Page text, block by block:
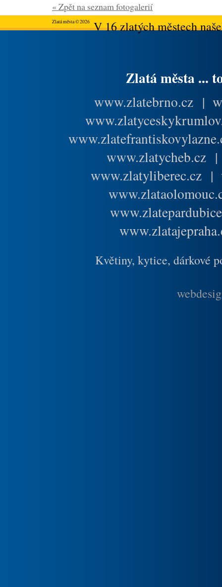
« Zpět na seznam fotogalerií
Zlatá města © 2026V 16 zlatých městech
Zlatá města ...
www.zlatebrno.cz |
www.zlatycheb.cz
www.zlatyliberec.cz |
Květiny, kytice, dárkové